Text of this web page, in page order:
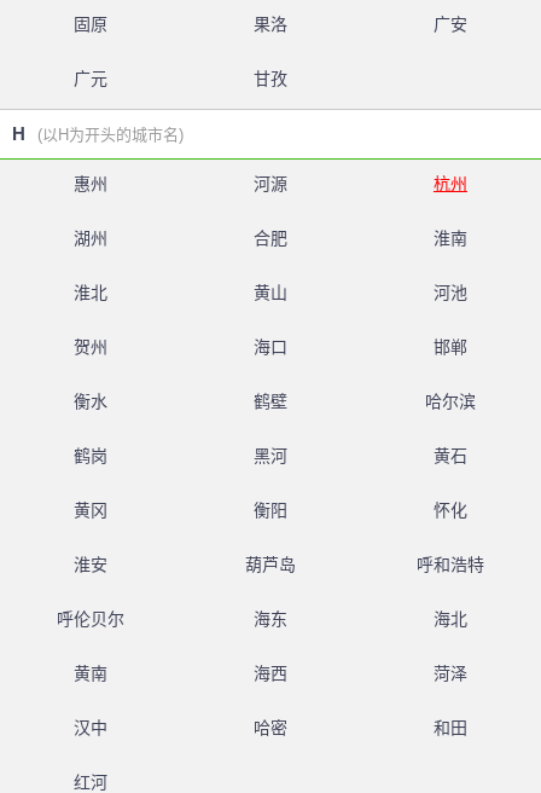
固原 果洛 广安
广元 甘孜
H (以H为开头的城市名)
惠州 河源 杭州
湖州 合肥 淮南
淮北 黄山 河池
贺州 海口 邯郸
衡水 鹤壁 哈尔滨
鹤岗 黑河 黄石
黄冈 衡阳 怀化
淮安 葫芦岛 呼和浩特
呼伦贝尔 海东 海北
黄南 海西 菏泽
汉中 哈密 和田
红河